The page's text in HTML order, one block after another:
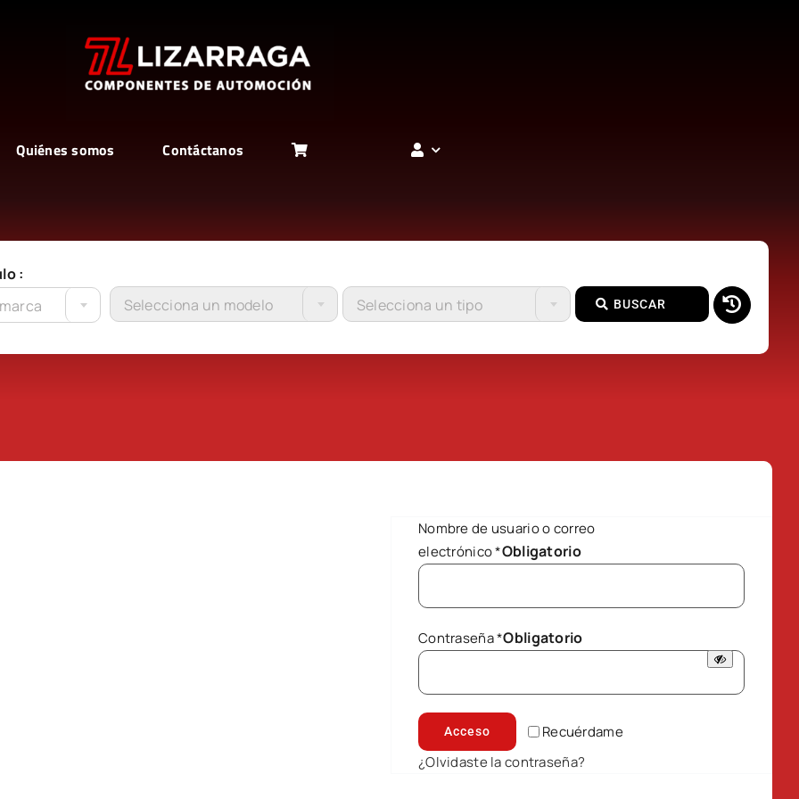
Quiénes somos Contáctanos
:
Selecciona un modelo Selecciona un tipo BUSCAR
Nombre de usuario o correo
electrónico*Obligatorio
Contraseña*Obligatorio
Recuérdame
Acceso
¿Olvidaste la contraseña?